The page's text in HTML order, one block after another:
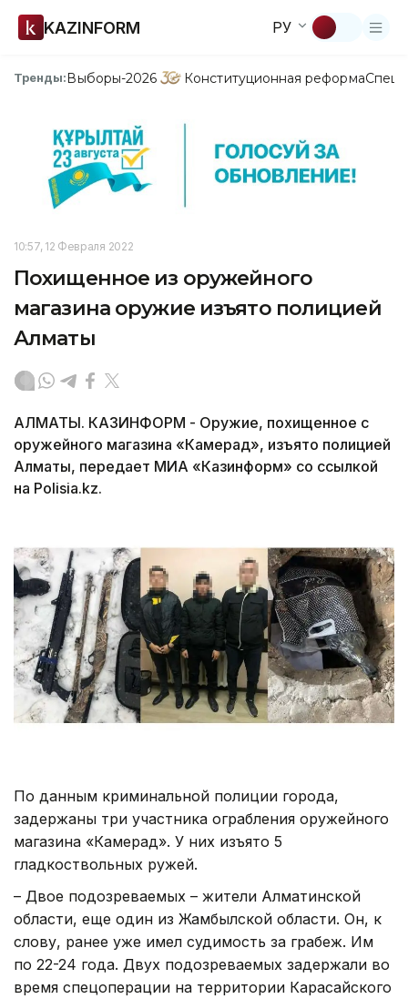
KAZINFORM РУ
Тренды:Выборы-2026 Конституционная реформа
10:57, 12 Февраля 2022
Похищенное из оружейного
магазина оружие изъято полицией
Алматы
АЛМАТЫ. КАЗИНФОРМ - Оружие, похищенное с
оружейного магазина «Камерад», изъято полицией
Алматы, передает МИА «Казинформ» со ссылкой
на Polisia.kz.
По данным криминальной полиции города,
задержаны три участника ограбления оружейного
магазина «Камерад». У них изъято 5
гладкоствольных ружей.
– Двое подозреваемых – жители Алматинской
области, еще один из Жамбылской области. Он, к
слову, ранее уже имел судимость за грабеж. Им
по 22-24 года. Двух подозреваемых задержали во
время спецоперации на территории Карасайского